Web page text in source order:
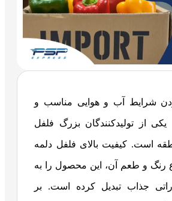
بودن شرایط آب و هوایی مناسب و
از تولیدکنندگان بزرگ فلفل
است. کیفیت بالای فلفل دلمه
رنگ و طعم آن، این محصول را به
جذاب تبدیل کرده است. بر